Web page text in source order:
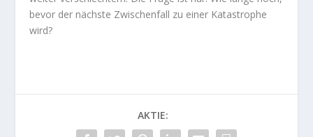
bevor der nächste Zwischenfall zu einer Katastrophe
wird?
AKTIE: